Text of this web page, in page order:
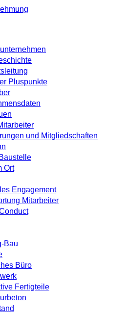
Pluspunkte
und Mitgliedschaften
Ort
Engagement
Mitarbeiter
Bau
Büro
Fertigteile